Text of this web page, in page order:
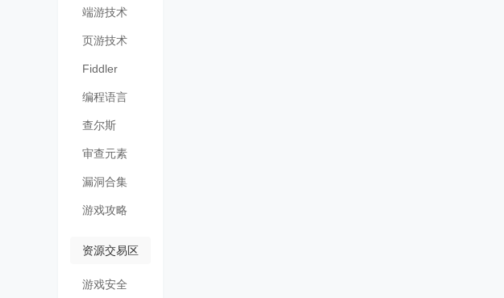
端游技术
页游技术
Fiddler
编程语言
查尔斯
Charles
审查元素
漏洞合集
游戏攻略
资源交易区
游戏安全